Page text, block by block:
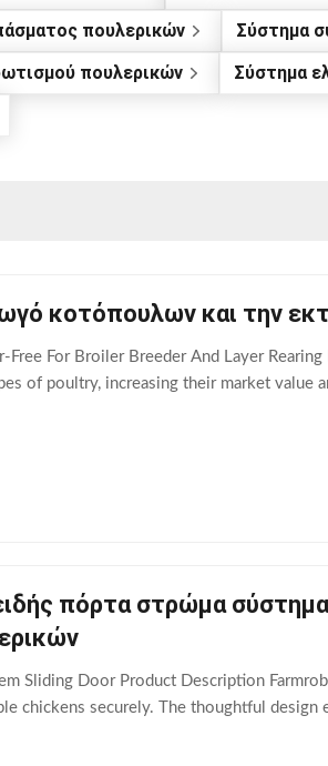
πουλερικών
Σύστημα
πουλερικών
Σύστημα
κοτόπουλων και την
For Broiler Breeder And Layer
of poultry, increasing their market value
πόρτα στρώμα
Sliding Door Product Description
chickens securely. The thoughtful